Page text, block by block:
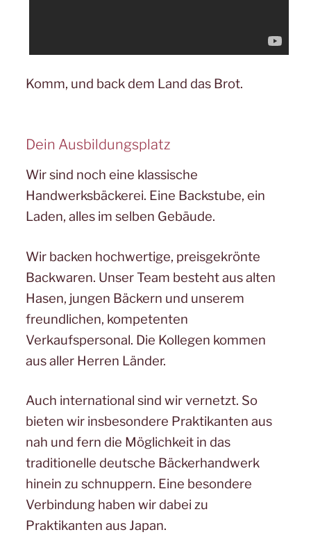
Komm, und back dem Land das Brot.
Dein Ausbildungsplatz
Wir sind noch eine klassische
Handwerksbäckerei. Eine Backstube, ein
Laden, alles im selben Gebäude.
Wir backen hochwertige, preisgekrönte
Backwaren. Unser Team besteht aus alten
Hasen, jungen Bäckern und unserem
freundlichen, kompetenten
Verkaufspersonal. Die Kollegen kommen
aus aller Herren Länder.
Auch international sind wir vernetzt. So
bieten wir insbesondere Praktikanten aus
nah und fern die Möglichkeit in das
traditionelle deutsche Bäckerhandwerk
hinein zu schnuppern. Eine besondere
Verbindung haben wir dabei zu
Praktikanten aus Japan.